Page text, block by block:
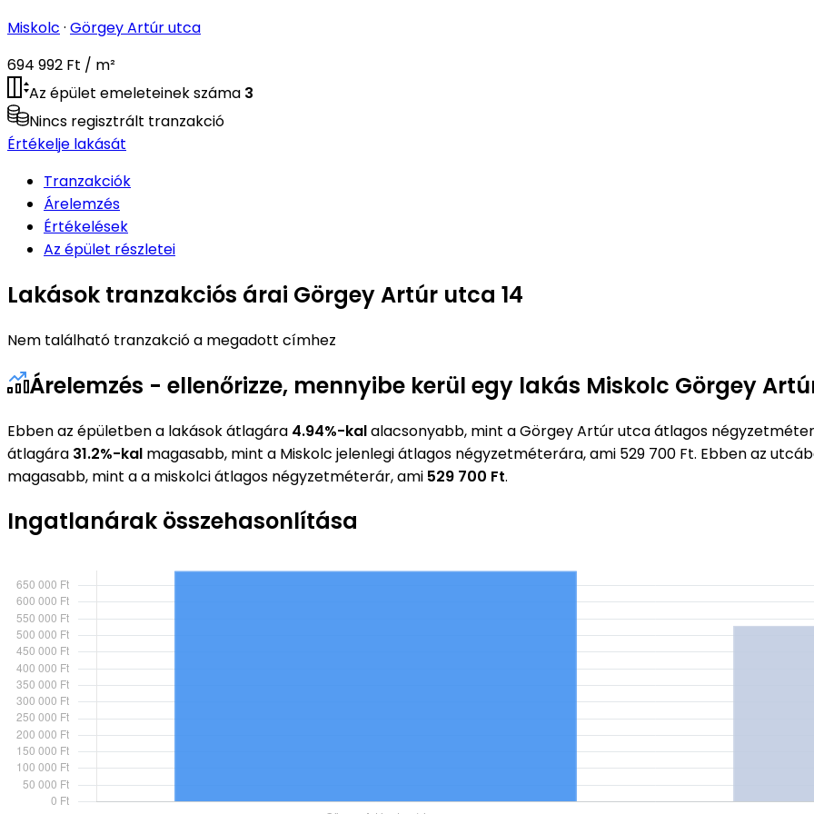
Miskolc · Görgey Artúr utca
694 992 Ft / m²
Az épület emeleteinek száma 3
Nincs regisztrált tranzakció
Értékelje lakását
Tranzakciók
Árelemzés
Értékelések
Az épület részletei
Lakások tranzakciós árai Görgey Artúr utca 14
Nem található tranzakció a megadott címhez
Árelemzés - ellenőrizze, mennyibe kerül egy lakás Miskolc Görgey
Ebben az épületben a lakások átlagára 4.94%-kalalacsonyabb, mint a Görgey Artúr utca átlagos
átlagára 31.2%-kal magasabb, mint a Miskolc jelenlegi átlagos négyzetméterára, ami 529 700 Ft. Ebben az
magasabb, mint a a miskolci átlagos négyzetméterár, ami 529 700 Ft.
Ingatlanárak összehasonlítása